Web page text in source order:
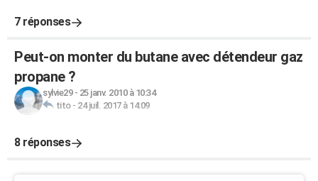
7 réponses
Peut-on monter du butane avec détendeur gaz
propane ?
sylvie29- 25 janv. 2010 à 10:34
tito- 24 juil. 2017 à 14:09
8 réponses